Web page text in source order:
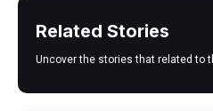
Related Stories
Uncover the stories that related to